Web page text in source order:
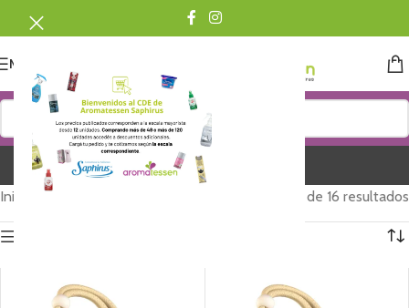
MENU
Difusor Autos
Inicio AMBAR Mostrando 1–12 de 16 resultados